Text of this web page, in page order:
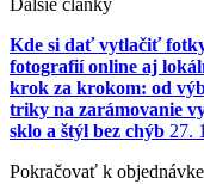
Ďalšie články
Kde si dať vytlačiť
fotografií online aj
krok za krokom: od
triky na zarámovanie
sklo a štýl bez chýb 27.
Pokračovať k objednávke